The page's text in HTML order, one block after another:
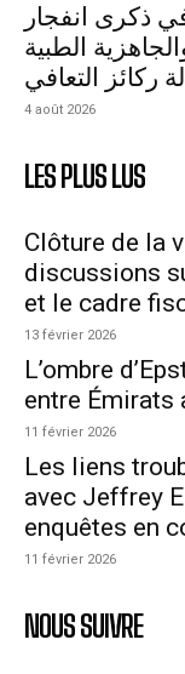
في ذكرى انفجار
الطبية
ركائز التعافي
4 août 2026
LES PLUS LUS
Clôture de la
discussions
et le cadre
13 février 2026
L’ombre
entre Émirats
11 février 2026
Les liens
avec Jeffrey
enquêtes en
11 février 2026
NOUS SUIVRE